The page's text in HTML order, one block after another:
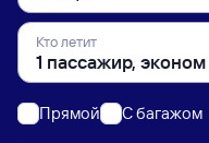
Кто летит
Прямой C багажом